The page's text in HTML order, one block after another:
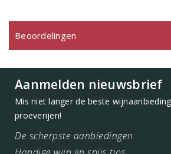
Beoordelingen
Aanmelden nieuwsbrief
Mis niet langer de beste
proeverijen!
De scherpste aanbiedingen